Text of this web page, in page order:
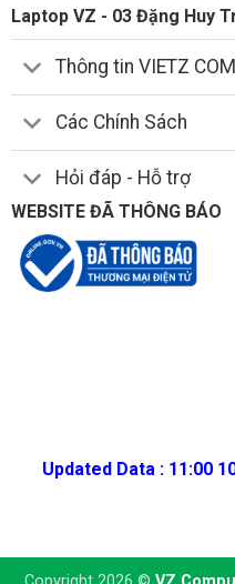
Laptop VZ - 03 Đặng Huy
Thông tin VIETZ
Các Chính Sách
Hỏi đáp - Hỗ trợ
WEBSITE ĐÃ THÔNG BÁO
Updated Data : 11:00